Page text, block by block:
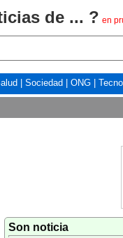
de ... ? en
Sociedad ONG
Son noticia